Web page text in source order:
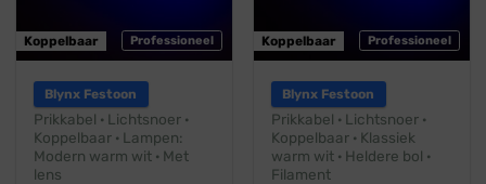
Professioneel
Koppelbaar
Blynx Festoon
Prikkabel · Lichtsnoer ·
Koppelbaar · Lampen:
Modern warm wit · Met
lens
Professioneel
Koppelbaar
Blynx Festoon
Prikkabel · Lichtsnoer ·
Koppelbaar · Klassiek
warm wit · Heldere bol ·
Filament